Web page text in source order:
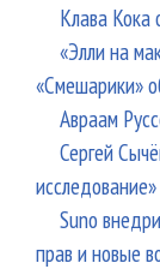
Клава
«Элли на
«Смешарики»
Авраам
Сергей
исследование»
Suno
прав и новые